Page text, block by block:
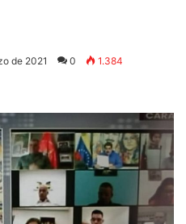
de 2021 0 1.384